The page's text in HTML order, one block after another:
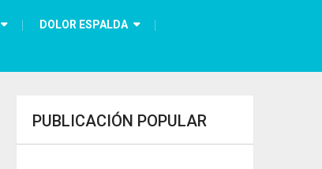
DOLOR ESPALDA
PUBLICACIÓN POPULAR